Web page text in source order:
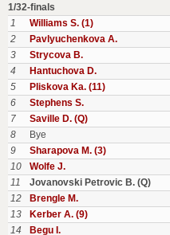
1/32-finals
1
Williams S. (1)
2
Pavlyuchenkova A.
3
Strycova B.
4
Hantuchova D.
5
Pliskova Ka. (11)
6
Stephens S.
7
Saville D. (Q)
8
Bye
9
Sharapova M. (3)
10
Wolfe J.
11
Jovanovski Petrovic B. (Q)
12
Brengle M.
13
Kerber A. (9)
14
Begu I.